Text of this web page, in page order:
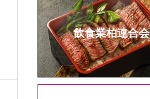
飲食業柏連合会